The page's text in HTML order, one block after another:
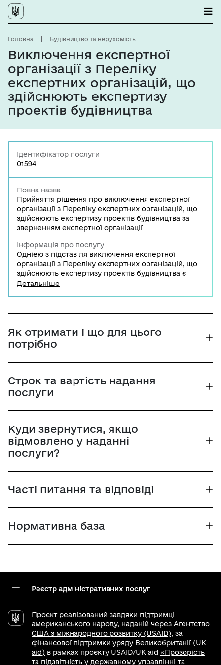
Головна Будівництво та нерухомість
Виключення експертної
організації з Переліку
експертних організацій, що
здійснюють експертизу
проектів будівництва
Ідентифікатор послуги
01594
Повна назва
Прийняття рішення про виключення експертної
організації з Переліку експертних організацій, що
здійснюють експертизу проектів будівництва за
зверненням експертної організації
Інформація про послугу
Одніею з підстав ля виключення експертної
організації з Переліку експертних організацій, що
здійснюють експертизу проектів будівництва є
звернення експертної організації.Рішення про
Детальніше
Як отримати і що для цього
потрібно
Строк та вартість надання
послуги
Куди звернутися, якщо
відмовлено у наданні
послуги?
Часті питання та відповіді
Нормативна база
Реєстр адміністративних послуг
Проєкт реалізований завдяки підтримці
американського народу, наданій через Агентство
США з міжнародного розвитку (USAID), за
фінансової підтримки уряду Великобританії (UK
aid) в рамках проєкту USAID/UK aid «Прозорість
та підзвітність у державному управлінні та